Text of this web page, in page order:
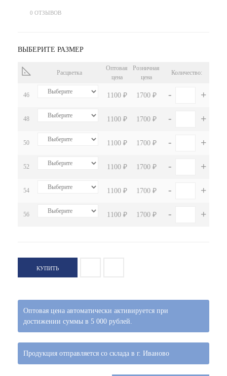
0 ОТЗЫВОВ
ВЫБЕРИТЕ РАЗМЕР
Расцветка
Оптовая
цена
Розничная
цена
Количество:
46 1100 ₽ 1700 ₽ - +
48 1100 ₽ 1700 ₽ - +
50 1100 ₽ 1700 ₽ - +
52 1100 ₽ 1700 ₽ - +
54 1100 ₽ 1700 ₽ - +
56 1100 ₽ 1700 ₽ - +
КУПИТЬ
Оптовая цена автоматически активируется при
достижении суммы в 5 000 рублей.
Продукция отправляется со склада в г. Иваново